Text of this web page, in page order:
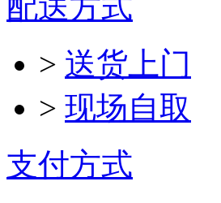
> 送货上门
> 现场自取
支付方式